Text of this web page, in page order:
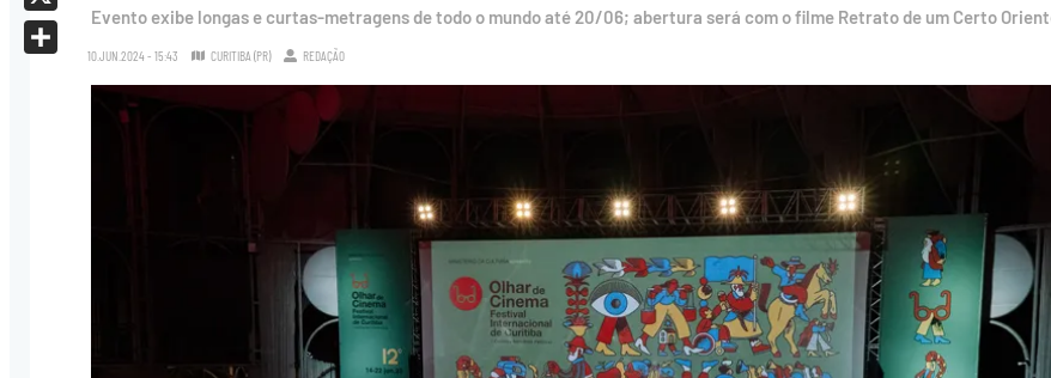
Evento exibe longas e curtas-metragens de todo o mundo até 20/06; abertura será com o filme Retrato de um Certo
10.JUN.2024 - 15:43 CURITIBA (PR) REDAÇÃO
X